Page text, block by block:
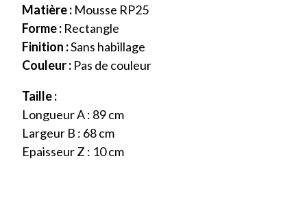
Matière : Mousse RP25
Forme : Rectangle
Finition :Sans habillage
Couleur : Pas de couleur
Taille :
Longueur A : 89 cm
Largeur B : 68 cm
Epaisseur Z : 10 cm